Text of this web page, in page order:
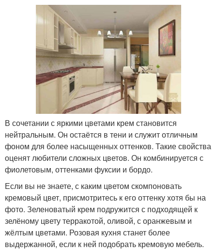
В сочетании с яркими цветами крем становится
нейтральным. Он остаётся в тени и служит отличным
фоном для более насыщенных оттенков. Такие свойства
оценят любители сложных цветов. Он комбинируется с
фиолетовым, оттенками фуксии и бордо.
Если вы не знаете, с каким цветом скомпоновать
кремовый цвет, присмотритесь к его оттенку хотя бы на
фото. Зеленоватый крем подружится с подходящей к
зелёному цвету терракотой, оливой, с оранжевым и
жёлтым цветами. Розовая кухня станет более
выдержанной, если к ней подобрать кремовую мебель.